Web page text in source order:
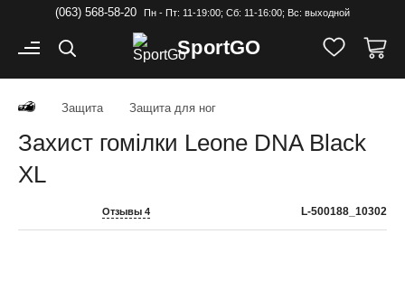
(063) 568-58-20 Пн - Пт: 11-19:00; Cб: 11-16:00; Вс: выходной
SportGO
Защита Защита для ног
Захист гомілки Leone DNA Black
XL
Отзывы 4 L-500188_10302